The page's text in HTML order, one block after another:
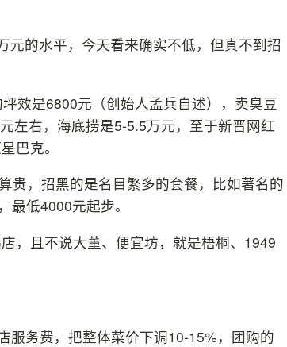
的水平，今天看来确实不低，但真不到招
效是6800元（创始人孟兵自述），卖臭豆
左右，海底捞是5-5.5万元，至于新晋网红
巴克。
贵，招黑的是名目繁多的套餐，比如著名的
最低4000元起步。
，且不说大董、便宜坊，就是梧桐、1949
服务费，把整体菜价下调10-15%，团购的